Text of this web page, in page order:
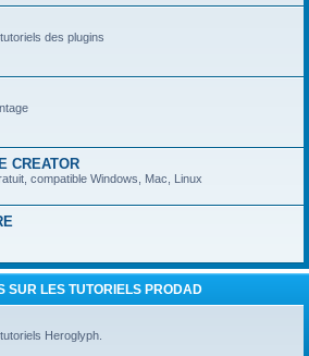
des plugins
CREATOR
compatible Windows, Mac, Linux
SUR LES TUTORIELS PRODAD
Heroglyph.